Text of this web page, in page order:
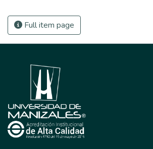
Full item page